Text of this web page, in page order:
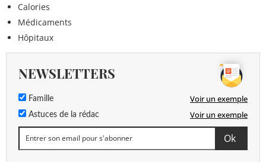
Calories
Médicaments
Hôpitaux
NEWSLETTERS
Famille Voir un exemple
Astuces de la rédac Voir un exemple